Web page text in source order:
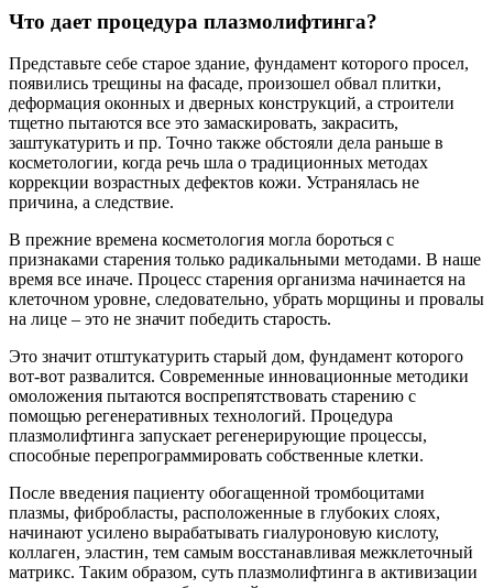
Что дает процедура плазмолифтинга?
Представьте себе старое здание, фундамент которого просел,
появились трещины на фасаде, произошел обвал плитки,
деформация оконных и дверных конструкций, а строители
тщетно пытаются все это замаскировать, закрасить,
заштукатурить и пр. Точно также обстояли дела раньше в
косметологии, когда речь шла о традиционных методах
коррекции возрастных дефектов кожи. Устранялась не
причина, а следствие.
В прежние времена косметология могла бороться с
признаками старения только радикальными методами. В наше
время все иначе. Процесс старения организма начинается на
клеточном уровне, следовательно, убрать морщины и провалы
на лице – это не значит победить старость.
Это значит отштукатурить старый дом, фундамент которого
вот-вот развалится. Современные инновационные методики
омоложения пытаются воспрепятствовать старению с
помощью регенеративных технологий. Процедура
плазмолифтинга запускает регенерирующие процессы,
способные перепрограммировать собственные клетки.
После введения пациенту обогащенной тромбоцитами
плазмы, фибробласты, расположенные в глубоких слоях,
начинают усилено вырабатывать гиалуроновую кислоту,
коллаген, эластин, тем самым восстанавливая межклеточный
матрикс. Таким образом, суть плазмолифтинга в активизации